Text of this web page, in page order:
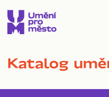
Katalog